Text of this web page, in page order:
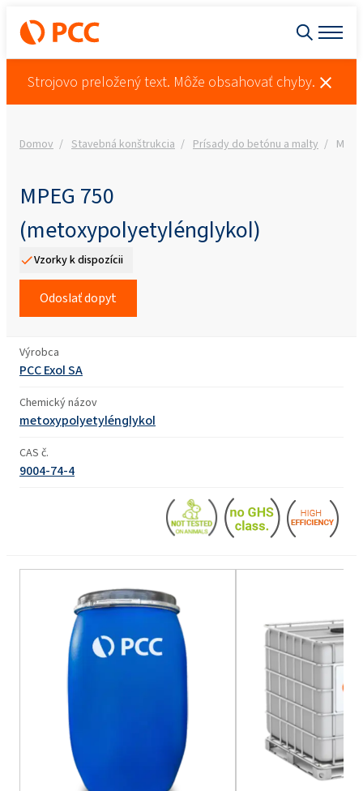
Strojovo preložený text. Môže obsahovať chyby.
Domov Stavebná konštrukcia Prísady do betónu a malty
MPEG 750
(metoxypolyetylénglykol)
Vzorky k dispozícii
Odoslať dopyt
Výrobca
PCC Exol SA
Chemický názov
metoxypolyetylénglykol
CAS č.
9004-74-4